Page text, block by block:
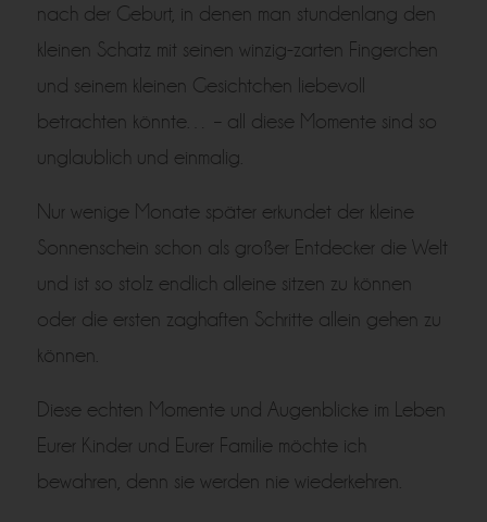
nach der Geburt, in denen man stundenlang den
kleinen Schatz mit seinen winzig-zarten Fingerchen
und seinem kleinen Gesichtchen liebevoll
betrachten könnte… – all diese Momente sind so
unglaublich und einmalig.
Nur wenige Monate später erkundet der kleine
Sonnenschein schon als großer Entdecker die Welt
und ist so stolz endlich alleine sitzen zu können
oder die ersten zaghaften Schritte allein gehen zu
können.
Diese echten Momente und Augenblicke im Leben
Eurer Kinder und Eurer Familie möchte ich
bewahren, denn sie werden nie wiederkehren.